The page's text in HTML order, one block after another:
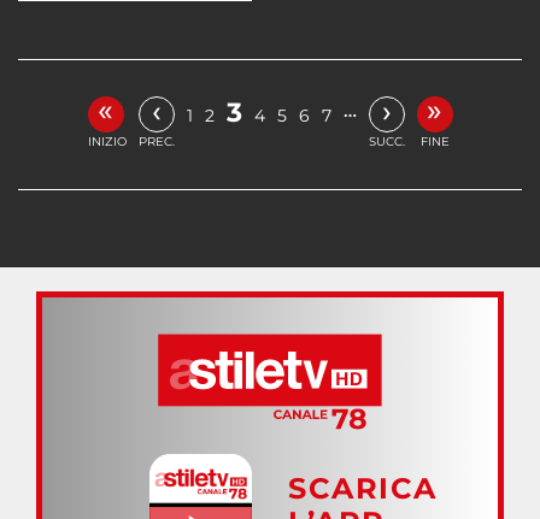
«
INIZIO
‹
PREC.
1 2 3 4 5 6 7 … ›
SUCC.
»
FINE
SCARICA